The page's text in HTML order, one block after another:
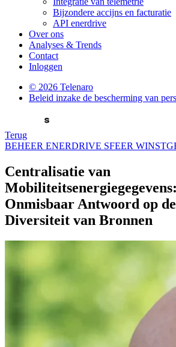
Bijzondere accijns en facturatie
API enerdrive
Over ons
Analyses & Trends
Contact
Inloggen
© 2026 Telenaro
Beleid inzake de bescherming van
Terug
BEHEER ENERDRIVE SFEER
Centralisatie van
Mobiliteitsenergiegegevens:
Onmisbaar Antwoord op
Diversiteit van Bronnen